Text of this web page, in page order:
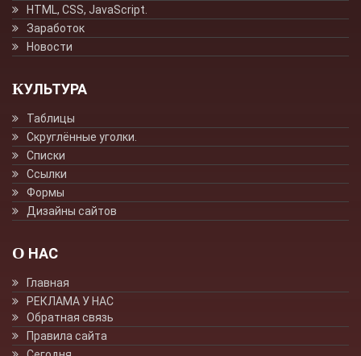
HTML, CSS, JavaScript.
Заработок
Новости
КУЛЬТУРА
Таблицы
Скруглённые уголки.
Списки
Ссылки
Формы
Дизайны сайтов
О НАС
Главная
РЕКЛАМА У НАС
Обратная связь
Правила сайта